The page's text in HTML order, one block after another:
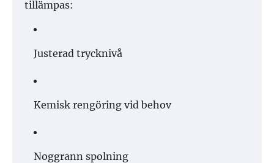
tillämpas:
Justerad trycknivå
Kemisk rengöring vid behov
Noggrann spolning